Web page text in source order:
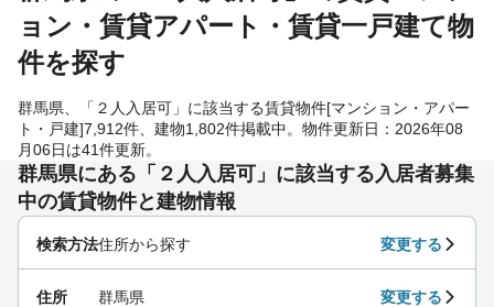
ョン・賃貸アパート・賃貸一戸建て物
件を探す
群馬県、「２人入居可」に該当する賃貸物件[マンション・アパー
ト・戸建]7,912件、建物1,802件掲載中。物件更新日：2026年08
月06日は41件更新。
群馬県にある「２人入居可」に該当する入居者募集
中の賃貸物件と建物情報
検索方法住所から探す 変更する
住所 群馬県 変更する